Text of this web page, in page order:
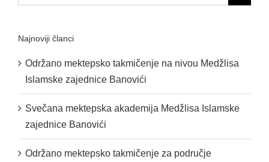
for:
Najnoviji članci
Održano mektepsko takmičenje na nivou Medžlisa
Islamske zajednice Banovići
Svečana mektepska akademija Medžlisa Islamske
zajednice Banovići
Održano mektepsko takmičenje za područje